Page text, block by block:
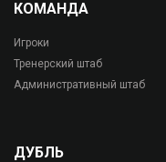
КОМАНДА
Игроки
Тренерский штаб
Административный штаб
ДУБЛЬ